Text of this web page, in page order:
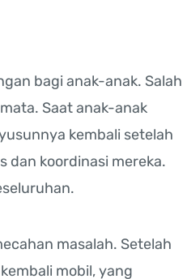
bagi anak-anak. Salah
Saat anak-anak
kembali setelah
dan koordinasi mereka.
masalah. Setelah
mobil, yang